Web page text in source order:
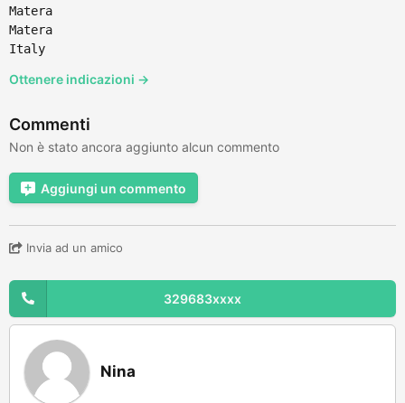
Matera
Matera
Italy
Ottenere indicazioni →
Commenti
Non è stato ancora aggiunto alcun commento
Aggiungi un commento
Invia ad un amico
329683xxxx
Nina